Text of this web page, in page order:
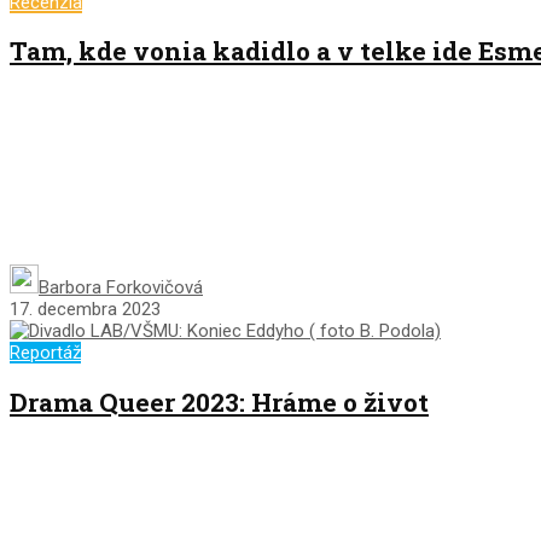
Tam, kde vonia kadidlo a v telke ide
Barbora Forkovičová
17. decembra 2023
Reportáž
Drama Queer 2023: Hráme o život